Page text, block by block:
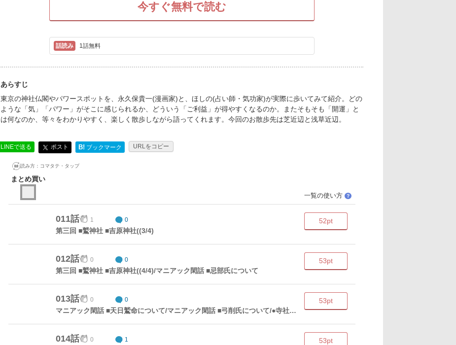
今すぐ無料で読む
1話無料
あらすじ
東京の神社仏閣やパワースポットを、永久保貴一(漫画家)と、ほしの(占い師・気功家)が実際に歩いてみて紹介。どの
ような「気」「パワー」がそこに感じられるか、どういう「ご利益」が得やすくなるのか。またそもそも「開運」と
は何なのか、等々をわかりやすく、楽しく散歩しながら語ってくれます。今回のお散歩先は芝近辺と浅草近辺。
LINEで送る ポスト B! ブックマーク URLをコピー
読み方： コマタテ・タップ
まとめ買い
一覧の使い方 ？
011話 1 0
第三回 ■鷲神社 ■吉原神社((3/4)
52pt
012話 0 0
第三回 ■鷲神社 ■吉原神社((4/4)/マニアック閑話 ■忌部氏について
53pt
013話 0 0
マニアック閑話 ■天日鷲命について/マニアック閑話 ■弓削氏について/●寺社プロフィール「鷲神社」
53pt
014話 0 1 53pt